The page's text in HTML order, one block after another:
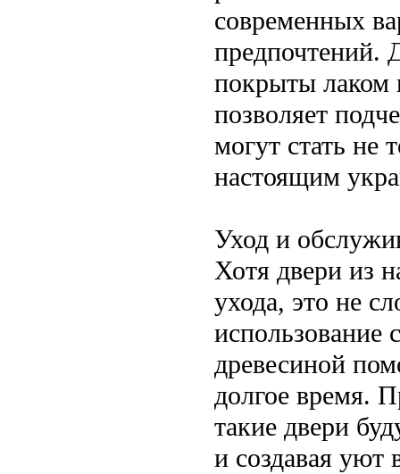
современных
предпочтений.
покрыты лаком
позволяет
могут стать не
настоящим
Уход и
Хотя двери из
ухода, это не
использование
древесиной
долгое время.
такие двери
и создавая уют